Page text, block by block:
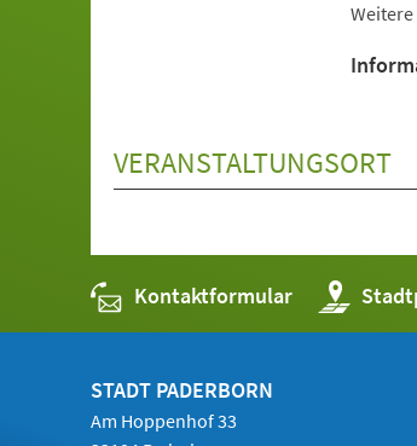
VERANSTALTUNGSORT
Kontaktformular (Öffnet
in
einem
STADT PADERBORN
Am Hoppenhof 33